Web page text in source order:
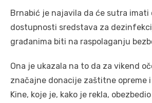
Brnabić je najavila da će sutra imati
dostupnosti sredstava za
građanima biti na raspolaganju
Ona je ukazala na to da za vikend
značajne donacije zaštitne opreme
Kine, koje je, kako je rekla,